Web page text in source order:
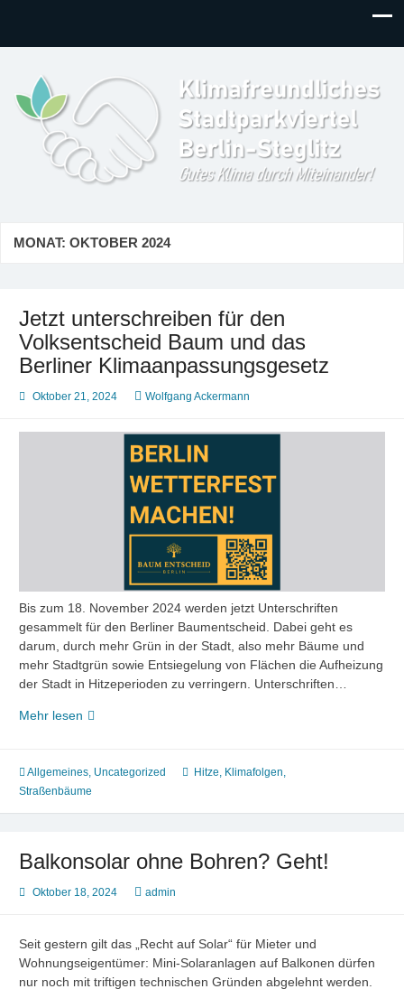
Klimafreundliches
Stadtparkviertel
Gutes Klima durch Miteinander in Berlin-Steglitz!
MONAT: OKTOBER 2024
Jetzt unterschreiben für den
Volksentscheid Baum und das
Berliner Klimaanpassungsgesetz
Oktober 21, 2024 Wolfgang Ackermann
Bis zum 18. November 2024 werden jetzt Unterschriften
gesammelt für den Berliner Baumentscheid. Dabei geht es
darum, durch mehr Grün in der Stadt, also mehr Bäume und
mehr Stadtgrün sowie Entsiegelung von Flächen die Aufheizung
der Stadt in Hitzeperioden zu verringern. Unterschriften…
Mehr lesen Jetzt
den
Volksentscheid
Baum
Berliner
Klimaanpassungsgesetz
Allgemeines, Uncategorized Hitze, Klimafolgen,
Straßenbäume
Balkonsolar ohne Bohren? Geht!
Oktober 18, 2024 admin
Seit gestern gilt das „Recht auf Solar“ für Mieter und
Wohnungseigentümer: Mini-Solaranlagen auf Balkonen dürfen
nur noch mit triftigen technischen Gründen abgelehnt werden.